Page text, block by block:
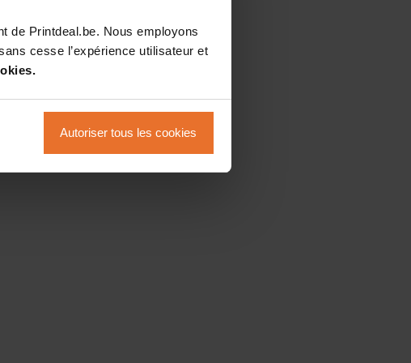
de Printdeal.be. Nous employons
cesse l’expérience utilisateur et
Autoriser tous les cookies